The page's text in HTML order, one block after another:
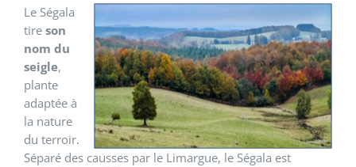
Le Ségala
tire son
nom du
seigle,
plante
adaptée à
la nature
du terroir.
Séparé des causses par le Limargue, le Ségala est